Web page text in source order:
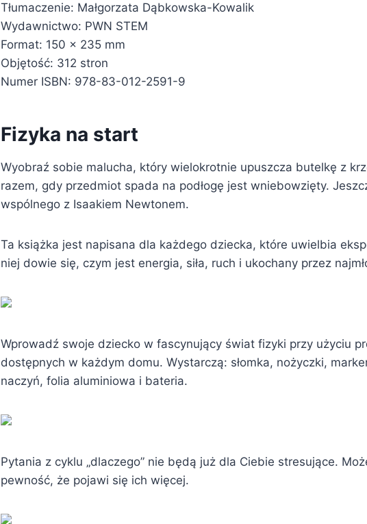
Tłumaczenie: Małgorzata Dąbkowska-Kowalik
Wydawnictwo: PWN STEM
Format: 150 x 235 mm
Objętość: 312 stron
Numer ISBN: 978-83-012-2591-9
Fizyka na start
Wyobraź sobie malucha, który wielokrotnie upuszcza butelkę z
razem, gdy przedmiot spada na podłogę jest wniebowzięty.
wspólnego z Isaakiem Newtonem.
Ta książka jest napisana dla każdego dziecka, które uwielbia
niej dowie się, czym jest energia, siła, ruch i ukochany przez
Wprowadź swoje dziecko w fascynujący świat fizyki przy użyciu
dostępnych w każdym domu. Wystarczą: słomka, nożyczki,
naczyń, folia aluminiowa i bateria.
Pytania z cyklu „dlaczego” nie będą już dla Ciebie stresujące.
pewność, że pojawi się ich więcej.